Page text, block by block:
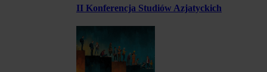
II Konferencja Studiów Azjatyckich